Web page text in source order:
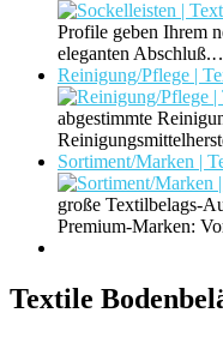
Profile geben Ihrem
eleganten
Reinigung/Pflege |
abgestimmte
Sortiment/Marken |
große Textilbelags-
Premium-Marken:
Textile